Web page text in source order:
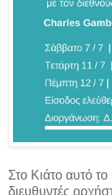
Στο Κιάτο αυτό
διευθυντές